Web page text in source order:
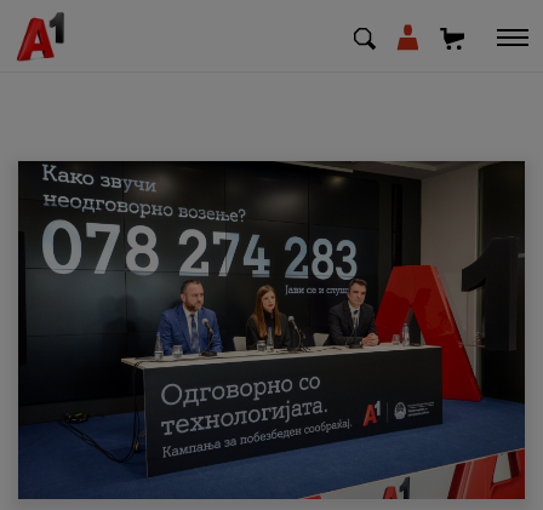
МК EN SQ
Деловни
Поддршка
Надополни кредит